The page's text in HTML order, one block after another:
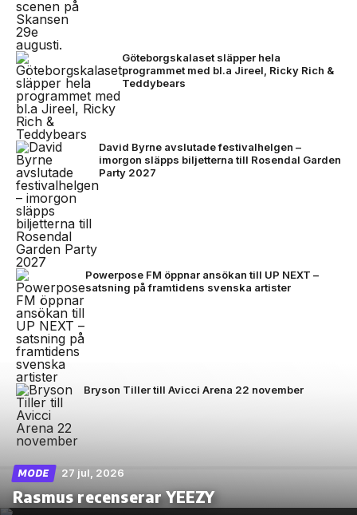
Göteborgskalaset släpper hela
programmet med bl.a Jireel, Ricky Rich &
Teddybears
David Byrne avslutade festivalhelgen –
imorgon släpps biljetterna till Rosendal Garden
Party 2027
Powerpose FM öppnar ansökan till UP NEXT –
satsning på framtidens svenska artister
Bryson Tiller till Avicci Arena 22 november
MODE 27 jul, 2026
Rasmus recenserar YEEZY